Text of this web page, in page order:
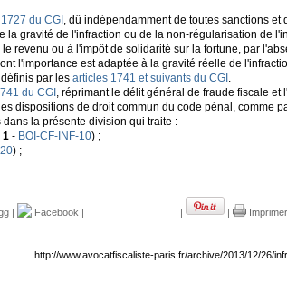
du CGI , dû indépendamment de toutes sanctions
gravité de l'infraction ou de la non-régularisation de
revenu ou à l'impôt de solidarité sur la fortune, par
l'importance est adaptée à la gravité réelle de
par les articles 1741 et suivants du CGI .
du CGI , réprimant le délit général de fraude fiscale et l'
dispositions de droit commun du code pénal, comme
la présente division qui traite :
1 - BOI-CF-INF-10) ;
) ;
| Facebook | | | Imprimer
http://www.avocatfiscaliste-paris.fr/archive/2013/12/26/